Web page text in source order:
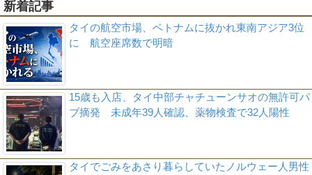
新着記事
タイの航空市場、ベトナムに抜かれ東南アジア3位
に 航空座席数で明暗
15歳も入店、タイ中部チャチューンサオの無許可パ
ブ摘発 未成年39人確認、薬物検査で32人陽性
タイでごみをあさり暮らしていたノルウェー人男性